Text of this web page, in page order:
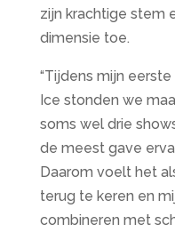
zijn krachtige stem
dimensie toe.
“Tijdens mijn
Ice stonden we
soms wel drie
de meest gave
Daarom voelt het
terug te keren en
combineren met